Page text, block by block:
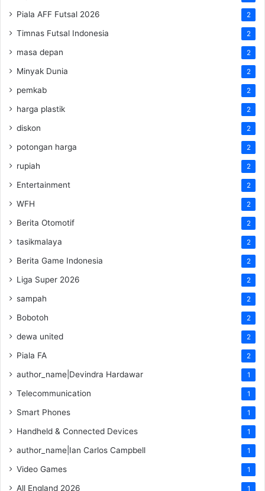
Piala AFF Futsal 2026 2
Timnas Futsal Indonesia 2
masa depan 2
Minyak Dunia 2
pemkab 2
harga plastik 2
diskon 2
potongan harga 2
rupiah 2
Entertainment 2
WFH 2
Berita Otomotif 2
tasikmalaya 2
Berita Game Indonesia 2
Liga Super 2026 2
sampah 2
Bobotoh 2
dewa united 2
Piala FA 2
author_name|Devindra Hardawar 1
Telecommunication 1
Smart Phones 1
Handheld & Connected Devices 1
author_name|Ian Carlos Campbell 1
Video Games 1
All England 2026 1